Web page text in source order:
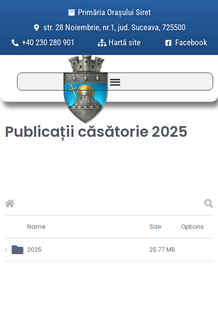
Primăria Orașului Siret
str. 28 Noiembrie, nr.1, jud. Suceava, 725500
+40 230 280 901
Hartă site Facebook
Publicații căsătorie 2025
Name Size Options
2025 25.77 MB